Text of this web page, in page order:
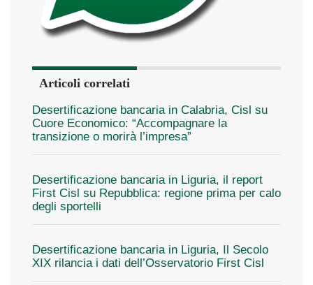
Articoli correlati
Desertificazione bancaria in Calabria, Cisl su
Cuore Economico: “Accompagnare la
transizione o morirà l’impresa”
Desertificazione bancaria in Liguria, il report
First Cisl su Repubblica: regione prima per calo
degli sportelli
Desertificazione bancaria in Liguria, Il Secolo
XIX rilancia i dati dell’Osservatorio First Cisl